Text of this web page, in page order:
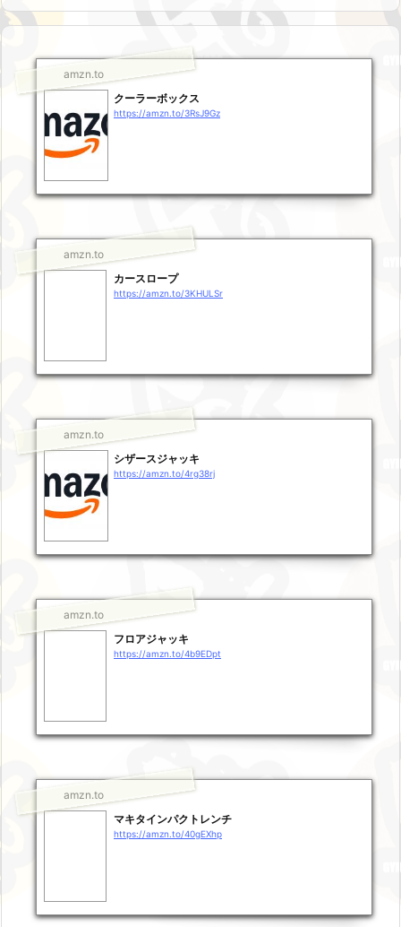
amzn.to
クーラーボックス
https://amzn.to/3RsJ9Gz
amzn.to
カースロープ
https://amzn.to/3KHULSr
amzn.to
シザースジャッキ
https://amzn.to/4rg38rj
amzn.to
フロアジャッキ
https://amzn.to/4b9EDpt
amzn.to
マキタインパクトレンチ
https://amzn.to/40gEXhp